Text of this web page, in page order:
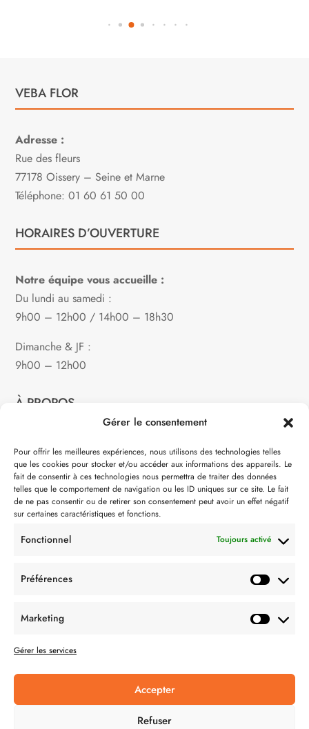
Gérer le consentement
Pour offrir les meilleures expériences, nous utilisons des technologies telles
que les cookies pour stocker et/ou accéder aux informations des appareils. Le
fait de consentir à ces technologies nous permettra de traiter des données
telles que le comportement de navigation ou les ID uniques sur ce site. Le fait
de ne pas consentir ou de retirer son consentement peut avoir un effet négatif
sur certaines caractéristiques et fonctions.
Fonctionnel Toujours activé
Préférences
Marketing
Gérer les services
Accepter
Refuser
VEBA FLOR
Adresse :
Rue des fleurs
77178 Oissery – Seine et Marne
Téléphone: 01 60 61 50 00
HORAIRES D’OUVERTURE
Notre équipe vous accueille :
Du lundi au samedi :
9h00 – 12h00 / 14h00 – 18h30
Dimanche & JF :
9h00 – 12h00
À PROPOS
Notre philosophie
Contact
Partenaire de:
CONDITION GÉNÉRALES DE VENTES